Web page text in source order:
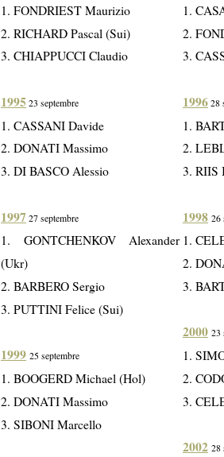
1. FONDRIEST Maurizio
2. RICHARD Pascal (Sui)
3. CHIAPPUCCI Claudio
1995 23 septembre
1. CASSANI Davide
2. DONATI Massimo
3. DI BASCO Alessio
1997 27 septembre
1. GONTCHENKOV Alexander
(Ukr)
2. BARBERO Sergio
3. PUTTINI Felice (Sui)
1999 25 septembre
1. BOOGERD Michael (Hol)
2. DONATI Massimo
3. SIBONI Marcello
1.
2.
3.
1996 28
1.
2.
3. RIIS
1998 26
1.
2.
3.
2000 23
1.
2.
3.
2002 28